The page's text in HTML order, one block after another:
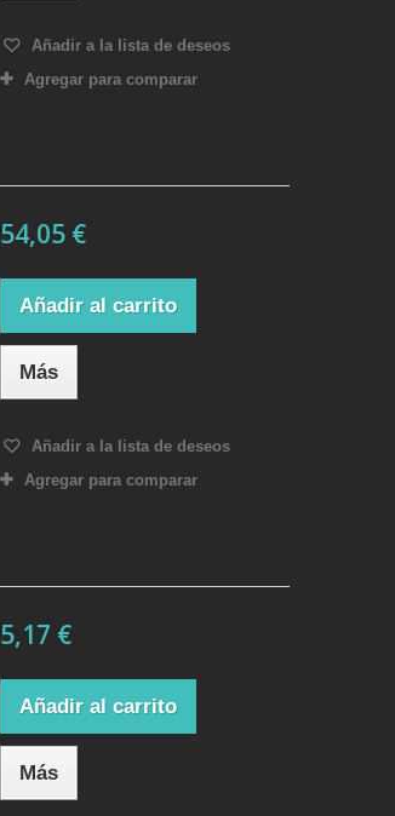
Añadir a la lista de deseos
Agregar para comparar
54,05 €
Añadir al carrito
Más
Añadir a la lista de deseos
Agregar para comparar
5,17 €
Añadir al carrito
Más